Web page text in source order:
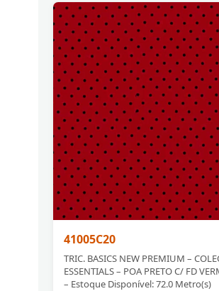
41005C20
TRIC. BASICS NEW PREMIUM –
ESSENTIALS – POA PRETO C/ FD
– Estoque Disponível: 72.0 Metro(s)